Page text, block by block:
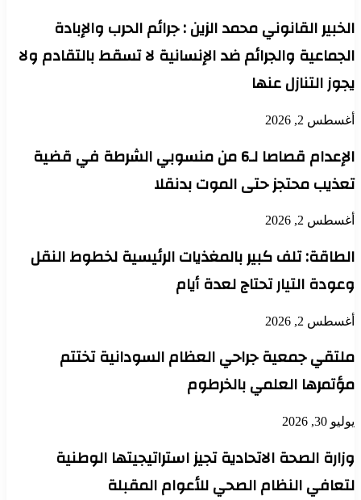
الخبير القانوني محمد الزين : جرائم الحرب والإبادة
الجماعية والجرائم ضد الإنسانية لا تسقط بالتقادم ولا
يجوز التنازل عنها
أغسطس 2, 2026
الإعدام قصاصا لـ6 من منسوبي الشرطة في قضية
تعذيب محتجز حتى الموت بدنقلا
أغسطس 2, 2026
الطاقة: تلف كبير بالمغذيات الرئيسية لخطوط النقل
وعودة التيار تحتاج لعدة أيام
أغسطس 2, 2026
ملتقي جمعية جراحي العظام السودانية تختتم
مؤتمرها العلمي بالخرطوم
يوليو 30, 2026
وزارة الصحة الاتحادية تجيز استراتيجيتها الوطنية
لتعافي النظام الصحي للأعوام المقبلة